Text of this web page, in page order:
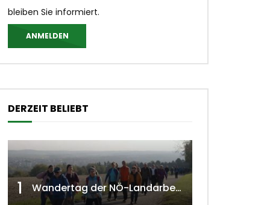
bleiben Sie informiert.
ANMELDEN
DERZEIT BELIEBT
1 Wandertag der NÖ-Landarbeiterkammer in Hollabrunn 2024